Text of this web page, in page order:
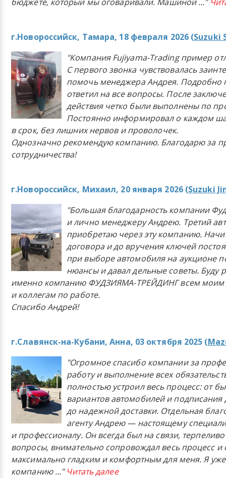
г.Новороссийск, Тамара, 18 февраля 2026 (Suzuki
"Компания Fujiyama-Trading пример
С первого звонка чувствовалась
помочь менеджера Андрея. Подробно
ответил на все вопросы. После
действия четко были выполнены по
Постоянно информировал о каждом
в срок, без лишних нервов и проволочек.
Однозначно рекомендую компанию. Благодарю за
сотрудничества!
г.Новороссийск, Михаил, 20 января 2026 (Suzuki
"Большая благодарность компании
и лично менеджеру Андрею. Третий
приобретаю через эту компанию.
договора и до вручения ключей
при выборе автомобиля на аукционе
нюансы и давал дельные советы. Буду
именно компанию ФУДЗИЯМА-ТРЕЙДИНГ всем моим
и коллегам по работе.
Спасибо Андрей!
г.Славянск-на-Кубани, Анна, 03 октября 2025 (
"Огромное спасибо компании за
работу и выполнение всех
полностью устроил весь процесс: от
вариантов автомобилей и подписания
до надежной доставки. Отдельная
агенту Андрею — настоящему
и профессионалу. Он всегда был на связи,
вопросы, внимательно сопровождал весь процесс и
максимально гладким и комфортным для меня. Я
компанию..." Читать далее